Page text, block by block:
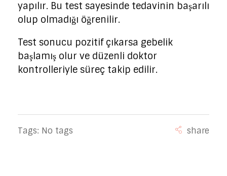
yapılır. Bu test sayesinde tedavinin başarılı
olup olmadığı öğrenilir.
Test sonucu pozitif çıkarsa gebelik
başlamış olur ve düzenli doktor
kontrolleriyle süreç takip edilir.
Tags: No tags